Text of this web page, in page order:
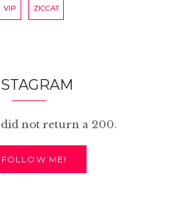
VIP ZICCAT
not return a 200.
ME!